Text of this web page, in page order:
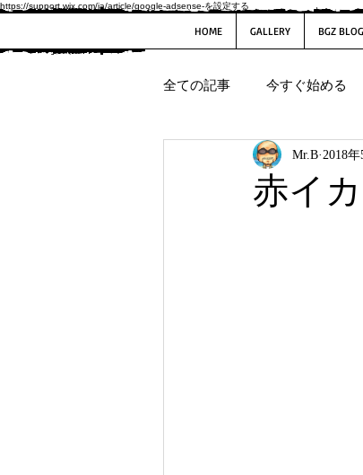
https://support.wix.com/ja/article/google-adsense-を設定する
HOME GALLERY BGZ BLOG
全ての記事 今すぐ始める
赤イカ
Mr.B 2018